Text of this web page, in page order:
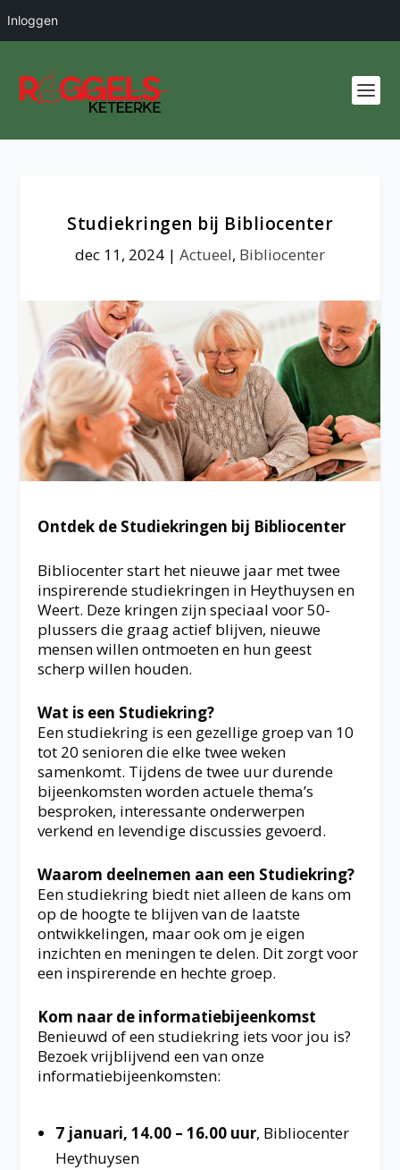
Inloggen
Studiekringen bij Bibliocenter
dec 11, 2024 | Actueel, Bibliocenter
Ontdek de Studiekringen bij Bibliocenter
Bibliocenter start het nieuwe jaar met twee
inspirerende studiekringen in Heythuysen en
Weert. Deze kringen zijn speciaal voor 50-
plussers die graag actief blijven, nieuwe
mensen willen ontmoeten en hun geest
scherp willen houden.
Wat is een Studiekring?
Een studiekring is een gezellige groep van 10
tot 20 senioren die elke twee weken
samenkomt. Tijdens de twee uur durende
bijeenkomsten worden actuele thema’s
besproken, interessante onderwerpen
verkend en levendige discussies gevoerd.
Waarom deelnemen aan een Studiekring?
Een studiekring biedt niet alleen de kans om
op de hoogte te blijven van de laatste
ontwikkelingen, maar ook om je eigen
inzichten en meningen te delen. Dit zorgt voor
een inspirerende en hechte groep.
Kom naar de informatiebijeenkomst
Benieuwd of een studiekring iets voor jou is?
Bezoek vrijblijvend een van onze
informatiebijeenkomsten:
7 januari, 14.00 – 16.00 uur, Bibliocenter
Heythuysen